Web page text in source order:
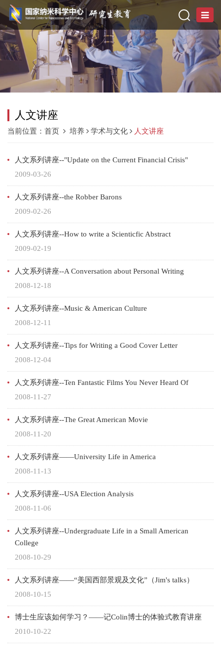
人文讲座
当前位置： 首页 培养 学术与文化 人文讲座
人文系列讲座--"Update on the Current Financial Crisis"
2009-03-26
人文系列讲座--the Robber Barons
2009-02-26
人文系列讲座--How to write a Scienticfic Abstract
2009-02-19
人文系列讲座--A Conversation about Personal Writing
2008-12-18
人文系列讲座--Music & American Culture
2008-12-11
人文系列讲座--Tips for Writing a Good Cover Letter
2008-12-04
人文系列讲座--Ten Fantastic Films You Never Heard Of
2008-11-27
人文系列讲座--The Great American Movie
2008-11-20
人文系列讲座——University Life in America
2008-11-13
人文系列讲座--USA Election Analysis
2008-11-06
人文系列讲座--Undergraduate Life in a Small American
College
2008-10-29
人文系列讲座——“美国西部景观及文化”（Jim's talks）
2008-10-15
博士生应该如何学习？——记Colin博士的体验式教育讲座
2010-10-22